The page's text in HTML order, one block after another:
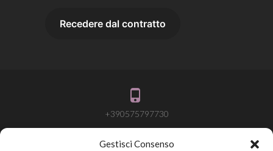
Gestisci Consenso
+390575797730